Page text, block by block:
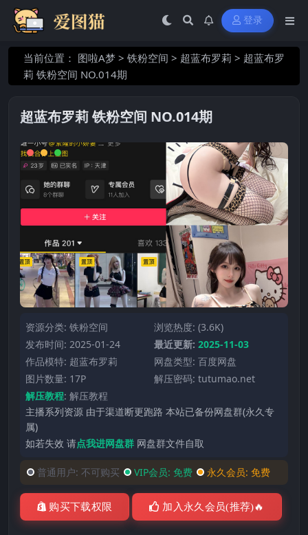
登录
当前位置： 图啦A梦 > 铁粉空间 > 超蓝布罗莉 > 超蓝布罗
莉 铁粉空间 NO.014期
超蓝布罗莉 铁粉空间 NO.014期
资源分类: 铁粉空间
浏览热度: (3.6K)
发布时间: 2025-01-24
最近更新: 2025-11-03
作品模特: 超蓝布罗莉
网盘类型: 百度网盘
图片数量: 17P
解压密码: tutumao.net
解压教程: 解压教程
主播系列资源 由于渠道断更跑路 本站已备份网盘群(永久专
属)
如若失效 请点我进网盘群 网盘群文件自取
普通用户: 不可购买 VIP会员: 免费 永久会员: 免费
购买下载权限 加入永久会员(推荐)🔥